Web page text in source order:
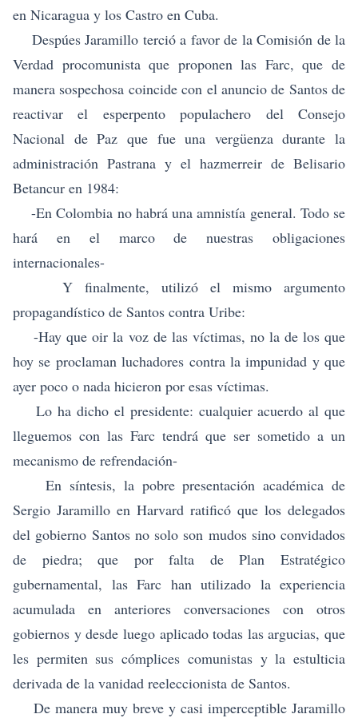
en Nicaragua y los Castro en Cuba.
Despúes Jaramillo terció a favor de la Comisión de la
Verdad procomunista que proponen las Farc, que de
manera sospechosa coincide con el anuncio de Santos de
reactivar el esperpento populachero del Consejo
Nacional de Paz que fue una vergüenza durante la
administración Pastrana y el hazmerreir de Belisario
Betancur en 1984:
-En Colombia no habrá una amnistía general. Todo se
hará en el marco de nuestras obligaciones
internacionales-
Y finalmente, utilizó el mismo argumento
propagandístico de Santos contra Uribe:
-Hay que oir la voz de las víctimas, no la de los que
hoy se proclaman luchadores contra la impunidad y que
ayer poco o nada hicieron por esas víctimas.
Lo ha dicho el presidente: cualquier acuerdo al que
lleguemos con las Farc tendrá que ser sometido a un
mecanismo de refrendación-
En síntesis, la pobre presentación académica de
Sergio Jaramillo en Harvard ratificó que los delegados
del gobierno Santos no solo son mudos sino convidados
de piedra; que por falta de Plan Estratégico
gubernamental, las Farc han utilizado la experiencia
acumulada en anteriores conversaciones con otros
gobiernos y desde luego aplicado todas las argucias, que
les permiten sus cómplices comunistas y la estulticia
derivada de la vanidad reeleccionista de Santos.
De manera muy breve y casi imperceptible Jaramillo